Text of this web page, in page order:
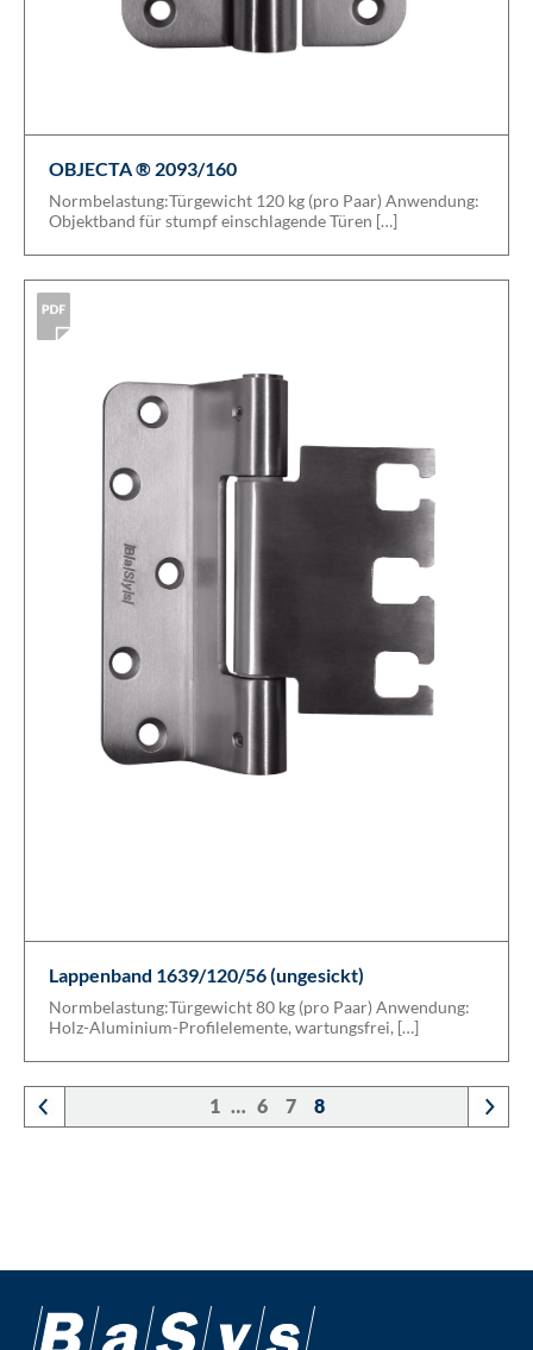
OBJECTA ® 2093/160
Normbelastung:Türgewicht 120 kg (pro Paar) Anwendung:
Objektband für stumpf einschlagende Türen […]
Lappenband 1639/120/56 (ungesickt)
Normbelastung:Türgewicht 80 kg (pro Paar) Anwendung:
Holz-Aluminium-Profilelemente, wartungsfrei, […]
1 … 6 7 8